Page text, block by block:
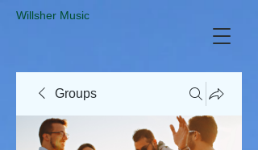
​Willsher Music
Groups